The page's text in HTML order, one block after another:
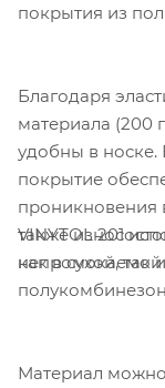
покрытия из
Благодаря
материала (200
удобны в
покрытие
проникновения
также
как в сухой, так
VINYTOL 201
непромокаемой
Материал